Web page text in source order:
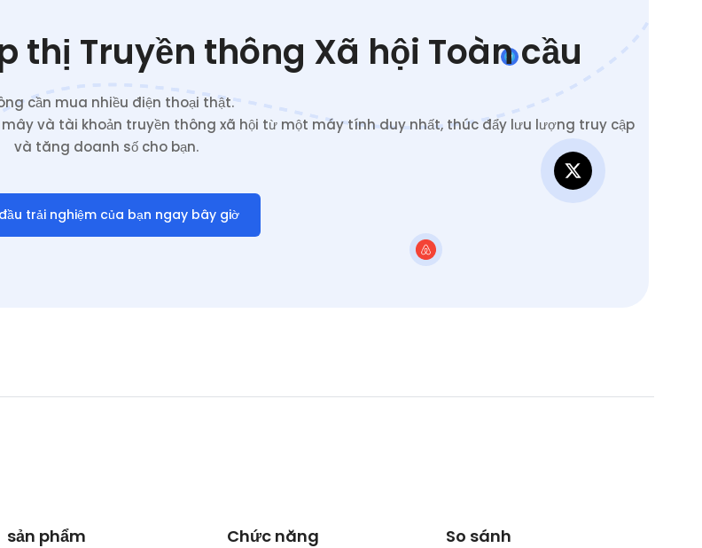
thị Truyền thông Xã hội Toàn cầu
cần mua nhiều điện thoại thật.
và tài khoản truyền thông xã hội từ một máy tính duy nhất, thúc đẩy lưu lượng truy cập
và tăng doanh số cho bạn.
trải nghiệm của bạn ngay bây giờ
sản phẩm Chức năng So sánh